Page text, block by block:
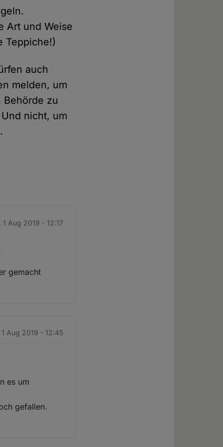
Art und Weise
Teppiche!)
auch
melden, um
zu
nicht, um
1 Aug 2019 - 12:17
gemacht
1 Aug 2019 - 12:45
es um
gefallen.